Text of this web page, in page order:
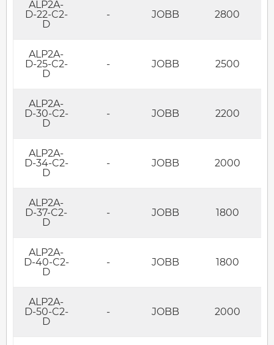
ALP2A-
D-22-C2-
D
- JOBB 2800
ALP2A-
D-25-C2-
D
- JOBB 2500
ALP2A-
D-30-C2-
D
- JOBB 2200
ALP2A-
D-34-C2-
D
- JOBB 2000
ALP2A-
D-37-C2-
D
- JOBB 1800
ALP2A-
D-40-C2-
D
- JOBB 1800
ALP2A-
D-50-C2-
D
- JOBB 2000